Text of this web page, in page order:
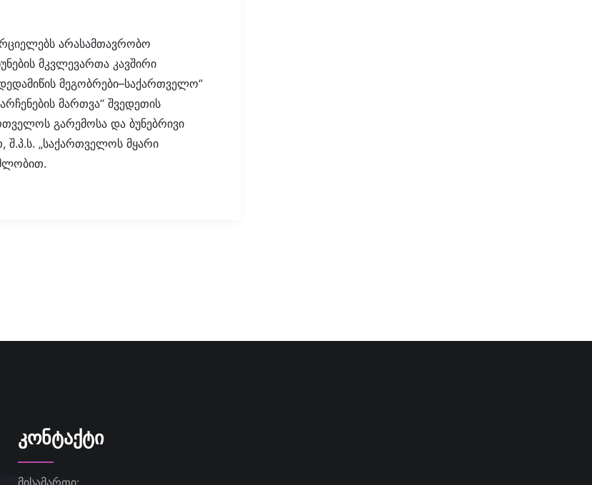
არასამთავრობო
მკვლევართა კავშირი
მეგობრები–საქართველო“
მართვა“ შვედეთის
გარემოსა და ბუნებრივი
შ.პ.ს. „საქართველოს მყარი
ᲙᲝᲜᲢᲐᲥᲢᲘ